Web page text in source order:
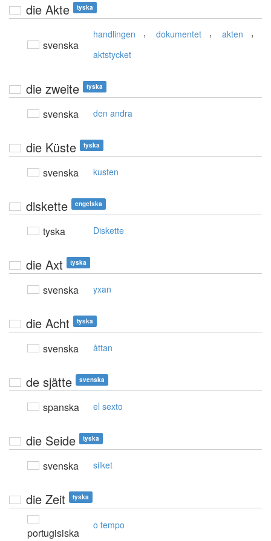
die Akte tyska
svenska
handlingen , dokumentet , akten ,
aktstycket
die zweite tyska
svenska den andra
die Küste tyska
svenska kusten
diskette engelska
tyska Diskette
die Axt tyska
svenska yxan
die Acht tyska
svenska åttan
de sjätte svenska
spanska el sexto
die Seide tyska
svenska silket
die Zeit tyska
portugisiska
o tempo